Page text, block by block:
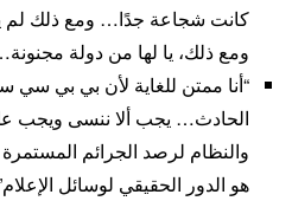
كانت شجاعة جدًا… ومع ذلك لم
ومع ذلك، يا لها من دولة
“أنا ممتن للغاية لأن بي بي
الحادث… يجب ألا ننسى ويجب
والنظام لرصد الجرائم
هو الدور الحقيقي لوسائل